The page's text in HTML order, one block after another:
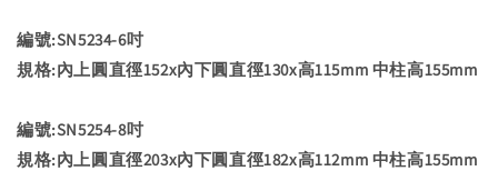
編號:SN5234-6吋
規格:內上圓直徑152x內下圓直徑130x高115mm 中柱高155mm
編號:SN5254-8吋
規格:內上圓直徑203x內下圓直徑182x高112mm 中柱高155mm